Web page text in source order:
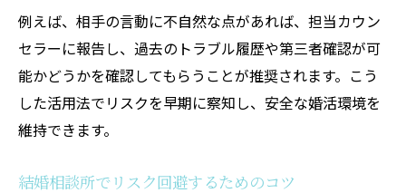
例えば、相手の言動に不自然な点があれば、担当カウン
セラーに報告し、過去のトラブル履歴や第三者確認が可
能かどうかを確認してもらうことが推奨されます。こう
した活用法でリスクを早期に察知し、安全な婚活環境を
維持できます。
結婚相談所でリスク回避するためのコツ